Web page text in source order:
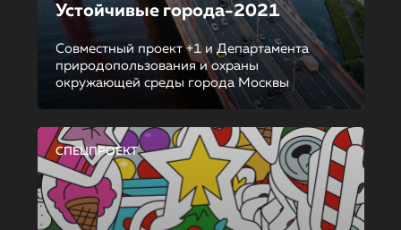
Устойчивые города-2021
Совместный проект +1 и Департамента
природопользования и охраны
окружающей среды города Москвы
СПЕЦПРОЕКТ